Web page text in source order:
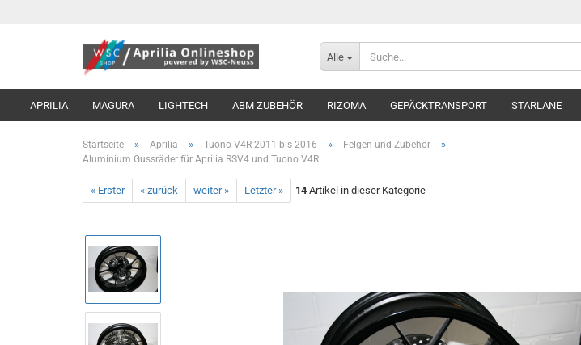
Alle
APRILIA MAGURA LIGHTECH ABM ZUBEHÖR RIZOMA GEPÄCKTRANSPORT STARLANE
Startseite » Aprilia » Tuono V4R 2011 bis 2016 » Felgen und Zubehör »
Aluminium Gussräder für Aprilia RSV4 und Tuono V4R
« Erster « zurück weiter » Letzter » 14 Artikel in dieser Kategorie